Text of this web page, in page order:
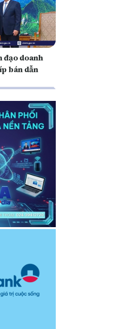
đạo doanh
bán dẫn